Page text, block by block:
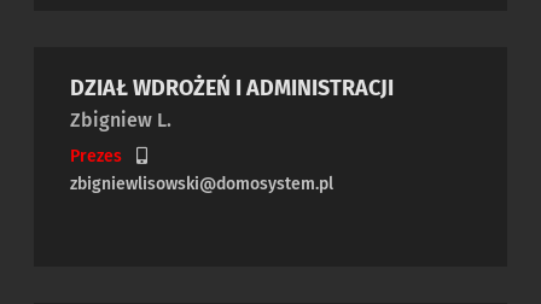
DZIAŁ WDROŻEŃ I ADMINISTRACJI
Zbigniew L.
Prezes
zbigniewlisowski@domosystem.pl